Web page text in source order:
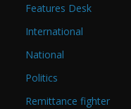
Features Desk
International
National
Politics
Remittance fighter